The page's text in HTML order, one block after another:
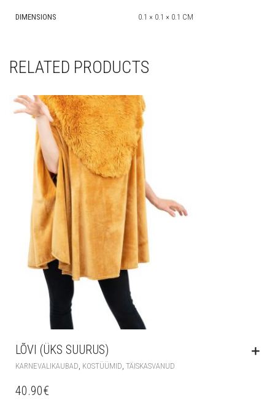
DIMENSIONS 0.1 × 0.1 × 0.1 CM
RELATED PRODUCTS
LÕVI (ÜKS SUURUS)
KARNEVALIKAUBAD, KOSTÜÜMID, TÄISKASVANUD
40.90€